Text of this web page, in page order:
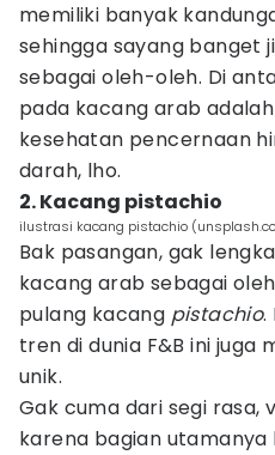
memiliki banyak
sehingga sayang banget
sebagai oleh-oleh. Di
pada kacang arab
kesehatan pencernaan
darah, lho.
2. Kacang pistachio
ilustrasi kacang pistachio
Bak pasangan, gak
kacang arab sebagai
pulang kacang pistachio.
tren di dunia F&B ini juga
unik.
Gak cuma dari segi rasa,
karena bagian utamanya